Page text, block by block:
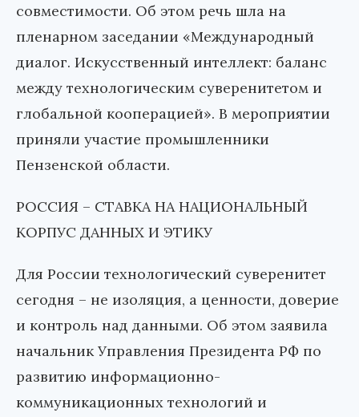
совместимости. Об этом речь шла на
пленарном заседании «Международный
диалог. Искусственный интеллект: баланс
между технологическим суверенитетом и
глобальной кооперацией». В мероприятии
приняли участие промышленники
Пензенской области.
РОССИЯ – СТАВКА НА НАЦИОНАЛЬНЫЙ
КОРПУС ДАННЫХ И ЭТИКУ
Для России технологический суверенитет
сегодня – не изоляция, а ценности, доверие
и контроль над данными. Об этом заявила
начальник Управления Президента РФ по
развитию информационно-
коммуникационных технологий и